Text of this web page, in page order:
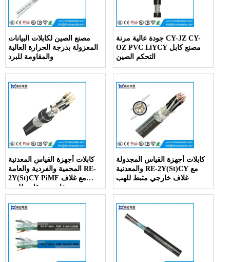
مصنع الصين لكابلات البيانات
المعزولة بدرجة الحرارة العالية
والمقاومة للبرد
جودة عالية مرنة CY-JZ CY-
OZ PVC LiYCY مصنع كابل
التحكم الصين
كابلات أجهزة القياس المعدنية
المحمية والفردية والعامة RE-
2Y(St)CY PiMF مع غلاف
خارجي مقاوم للهب
كابلات أجهزة القياس المجدولة
والمعدنية RE-2Y(St)CY مع
غلاف خارجي مثبط للهب